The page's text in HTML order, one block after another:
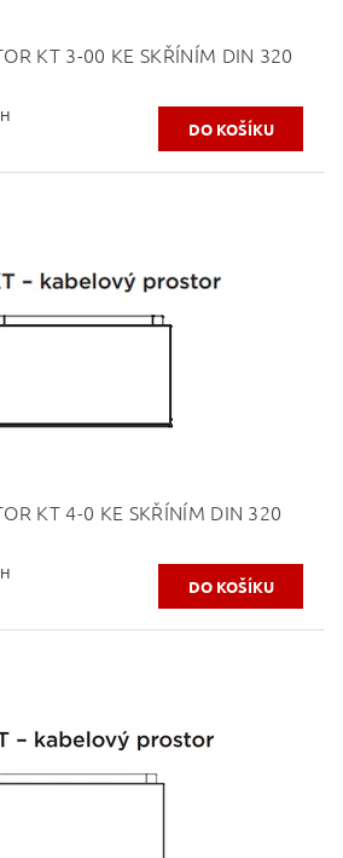
KT 3-00 KE SKŘÍNÍM DIN 320
KT 4-0 KE SKŘÍNÍM DIN 320